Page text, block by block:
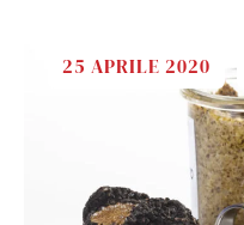
25 APRILE 2020